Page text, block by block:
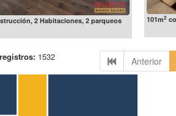
2 Habitaciones, 2 parqueos 101m2
1532 Anterior